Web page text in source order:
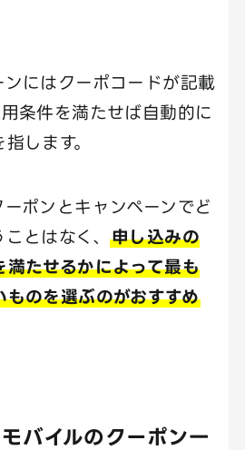
ンにはクーポコードが記載
条件を満たせば自動的に
します。
ポンとキャンペーンでど
とはなく、 申し込みの
満たせるかによって最も
ものを選ぶのがおすすめ
バイルのクーポン一